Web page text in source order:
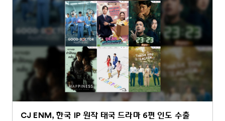
CJ ENM, 한국 IP 원작 태국 드라마 6편 인도 수출